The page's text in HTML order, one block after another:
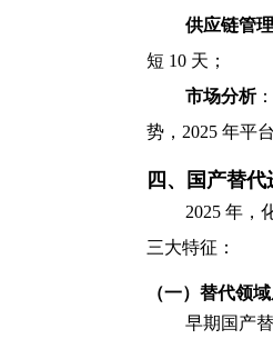
供应链管理
短 10 天；
市场分析
势，2025 年平
四、国产替代
2025 年，
三大特征：
（一）替代领
早期国产